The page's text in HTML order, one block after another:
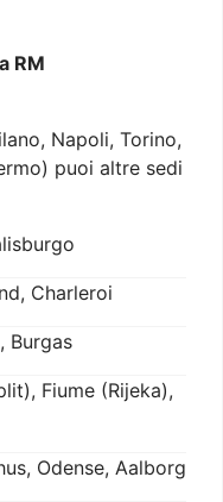
RM
Napoli, Torino,
puoi altre sedi
Charleroi
Burgas
Fiume (Rijeka),
Odense, Aalborg